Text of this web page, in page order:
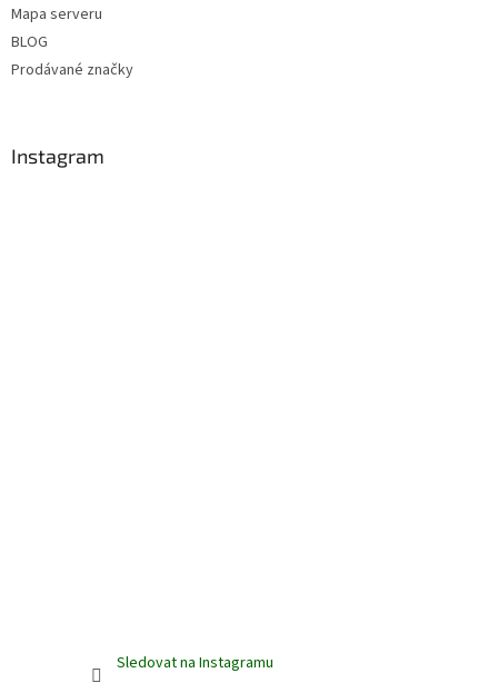
Mapa serveru
BLOG
Prodávané značky
Instagram
Sledovat na Instagramu